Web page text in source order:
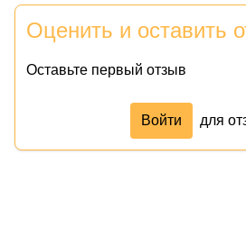
Оценить и оставить
Оставьте первый отзыв
Войти для